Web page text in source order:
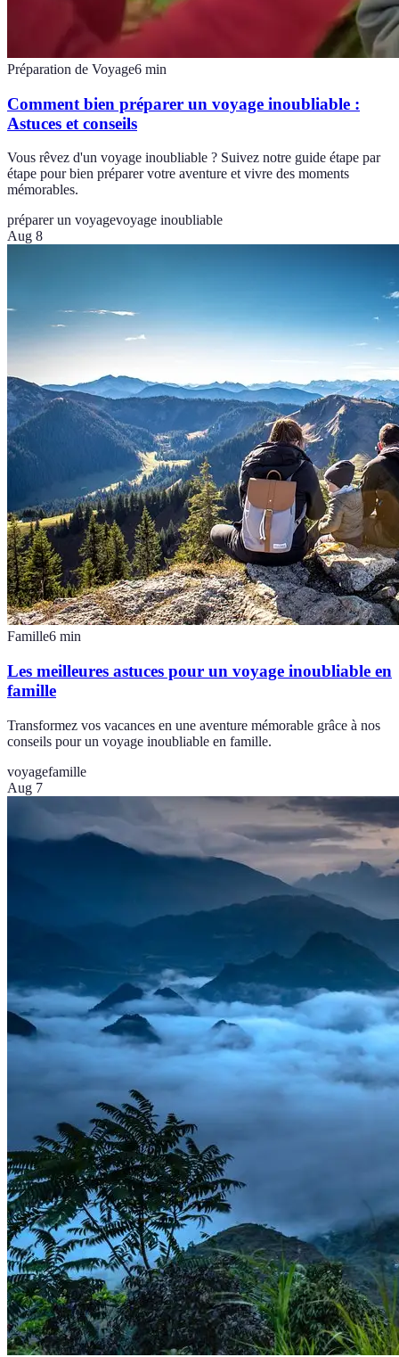
Préparation de Voyage6 min
Comment bien préparer un voyage inoubliable :
Astuces et conseils
Vous rêvez d'un voyage inoubliable ? Suivez notre guide étape par
étape pour bien préparer votre aventure et vivre des moments
mémorables.
préparer un voyagevoyage inoubliable
Aug 8
Famille6 min
Les meilleures astuces pour un voyage inoubliable en
famille
Transformez vos vacances en une aventure mémorable grâce à nos
conseils pour un voyage inoubliable en famille.
voyagefamille
Aug 7